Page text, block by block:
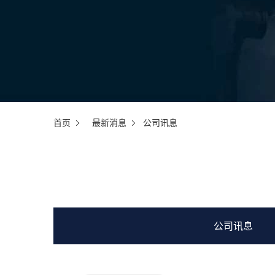
首页 最新消息 公司讯息
公司讯息